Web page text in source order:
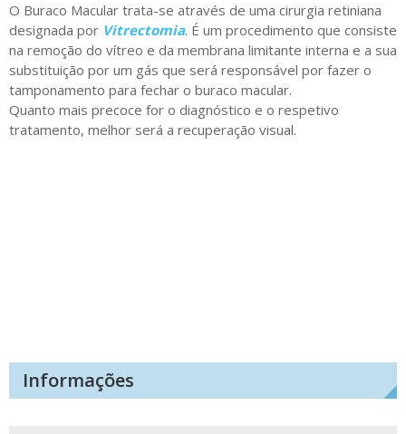
O Buraco Macular trata-se através de uma cirurgia retiniana
designada por Vitrectomia. É um procedimento que consiste
na remoção do vítreo e da membrana limitante interna e a sua
substituição por um gás que será responsável por fazer o
tamponamento para fechar o buraco macular.
Quanto mais precoce for o diagnóstico e o respetivo
tratamento, melhor será a recuperação visual.
Informações